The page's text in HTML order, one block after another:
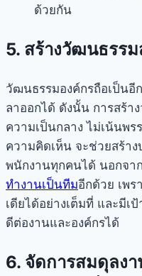
ด้วยกัน
5. สร้างวัฒนธรร
วัฒนธรรมองค์กรถือเป็นอี
ลาออกได้ ดังนั้น การสร้า
ความเป็นกลาง ไม่เน้นพร
ความคิดเห็น จะช่วยสร้า
พนักงานทุกคนได้ นอกจ
ทำงานเป็นทีมอีกด้วย เพ
เดียได้อย่างเต็มที่ และมีเ
ดีต่องานและองค์กรได้
6. จัดการสมดุลง